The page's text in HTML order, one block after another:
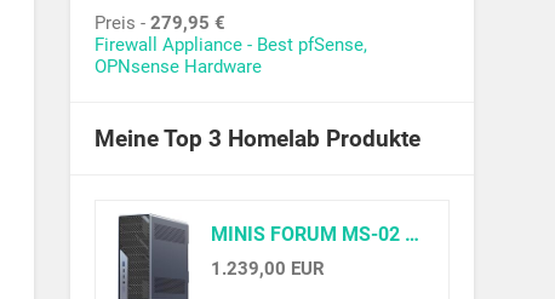
Preis -279,95 €
Firewall Appliance - Best pfSense,
OPNsense Hardware
Meine Top 3 Homelab Produkte
MINIS FORUM MS-02 Ultra Workstation Mini PC, Intel Core Ultra 9 285HX (24C/24T, up to 5.5GHz),PCIe 5.0 x16, 4× DDR5(ECC), 4× M.2, USB4 v2, Dual 25GbE+10GbE+2.5GbE(vPro), Wi-Fi 7,Barebone ohne RAM/SSD
1.239,00 EUR